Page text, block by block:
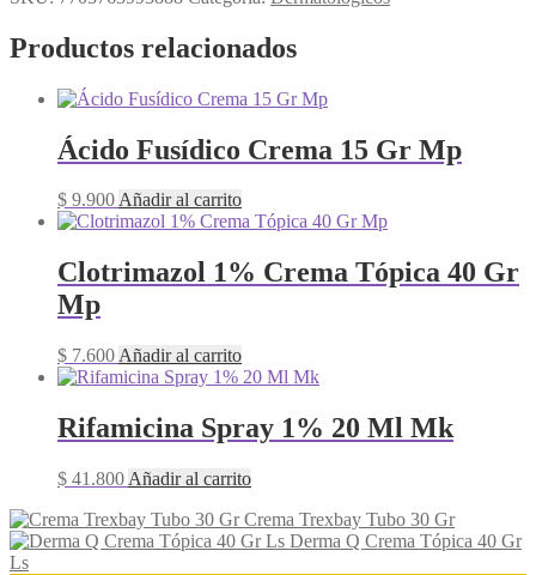
Productos relacionados
Ácido Fusídico Crema 15 Gr Mp
$ 9.900Añadir al carrito
Clotrimazol 1% Crema Tópica 40 Gr
Mp
$ 7.600 Añadir al carrito
Rifamicina Spray 1% 20 Ml Mk
$ 41.800 Añadir al carrito
Crema Trexbay Tubo 30 Gr
Derma Q Crema Tópica 40 Gr
Ls